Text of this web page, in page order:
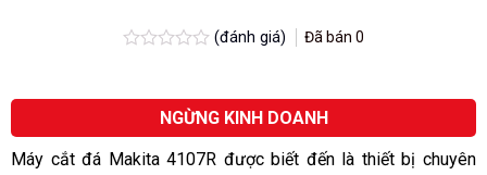
hạng
5
sao
(đánh giá) Đã bán0
NGỪNG KINH DOANH
Máy cắt đá Makita 4107R được biết đến là thiết bị chuyên